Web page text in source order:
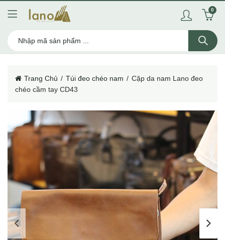
0
Trang Chủ Túi đeo chéo nam
Cặp da nam Lano đeo
chéo cầm tay CD43